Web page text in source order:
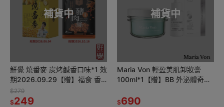
補貨中
鮮覺 燒番麥 炭烤鹹香口味*1 效
期2026.09.29【贈】福食 香
辣豬肉絲*1 效期2026.10.16
$279
$249
補貨中
Maria Von 輕盈美肌卸妝膏
100ml*1【贈】BB 外泌體奇蹟
$690